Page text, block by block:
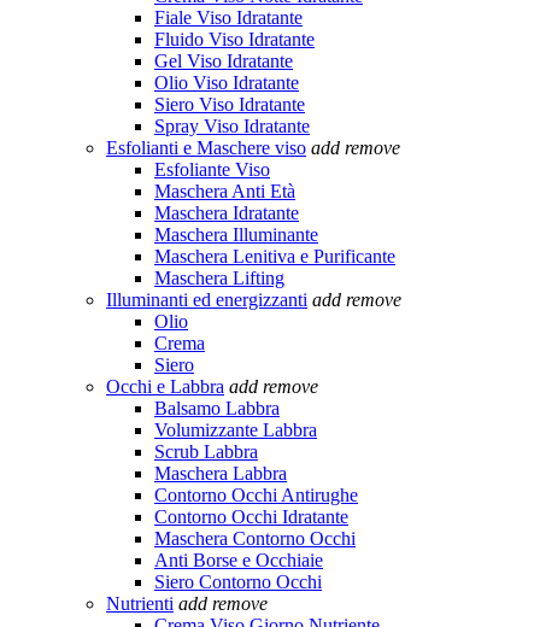
Fiale Viso Idratante
Fluido Viso Idratante
Gel Viso Idratante
Olio Viso Idratante
Siero Viso Idratante
Spray Viso Idratante
Esfolianti e Maschere viso add remove
Esfoliante Viso
Maschera Anti Età
Maschera Idratante
Maschera Illuminante
Maschera Lenitiva e Purificante
Maschera Lifting
Illuminanti ed energizzanti add remove
Olio
Crema
Siero
Occhi e Labbra add remove
Balsamo Labbra
Volumizzante Labbra
Scrub Labbra
Maschera Labbra
Contorno Occhi Antirughe
Contorno Occhi Idratante
Maschera Contorno Occhi
Anti Borse e Occhiaie
Siero Contorno Occhi
Nutrienti add remove